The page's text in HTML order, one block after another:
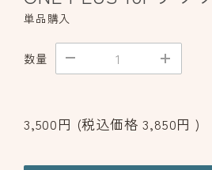
単品購入
数量
3,500円 (税込価格3,850円 )